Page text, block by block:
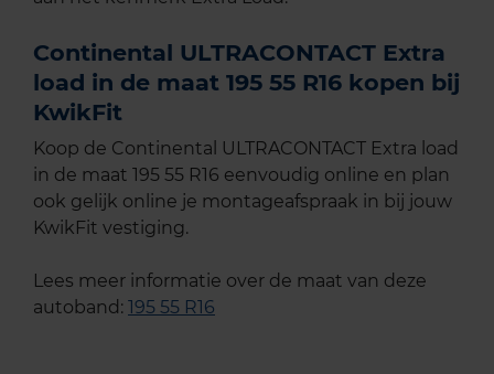
Continental ULTRACONTACT Extra
load in de maat 195 55 R16 kopen bij
KwikFit
Koop de Continental ULTRACONTACT Extra load
in de maat 195 55 R16 eenvoudig online en plan
ook gelijk online je montageafspraak in bij jouw
KwikFit vestiging.
Lees meer informatie over de maat van deze
autoband: 195 55 R16